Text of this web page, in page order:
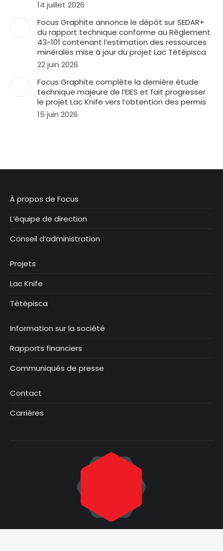
14 juillet 2026
Focus Graphite annonce le dépôt sur SEDAR+
du rapport technique conforme au Règlement
43-101 contenant l’estimation des ressources
minérales mise à jour du projet Lac Tétépisca
22 juin 2026
Focus Graphite complète la dernière étude
technique majeure de l’EIES et fait progresser
le projet Lac Knife vers l’obtention des permis
15 juin 2026
À propos de Focus
L’équipe de direction
Conseil d’administration
Projets
Lac Knife
Tétépisca
Information sur la société
Rapports financiers
Communiqués de presse
Contact
Carrières